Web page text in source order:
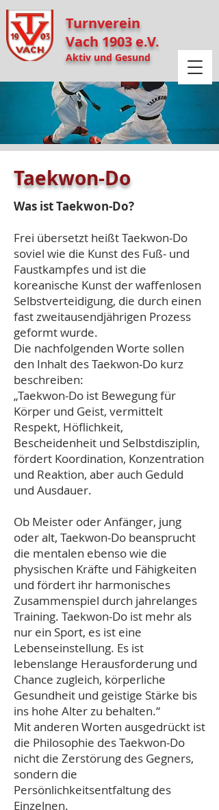
Turnverein
Vach 1903 e.V.
Aktiv und Gesund
Taekwon-Do
Was ist Taekwon-Do?
Frei übersetzt heißt Taekwon-Do
soviel wie die Kunst des Fuß- und
Faustkampfes und ist die
koreanische Kunst der waffenlosen
Selbstverteidigung, die durch einen
fast zweitausendjährigen Prozess
geformt wurde.
Die nachfolgenden Worte sollen
den Inhalt des Taekwon-Do kurz
beschreiben:
„Taekwon-Do ist Bewegung für
Körper und Geist, vermittelt
Respekt, Höflichkeit,
Bescheidenheit und Selbstdisziplin,
fördert Koordination, Konzentration
und Reaktion, aber auch Geduld
und Ausdauer.
Ob Meister oder Anfänger, jung
oder alt, Taekwon-Do beansprucht
die mentalen ebenso wie die
physischen Kräfte und Fähigkeiten
und fördert ihr harmonisches
Zusammenspiel durch jahrelanges
Training. Taekwon-Do ist mehr als
nur ein Sport, es ist eine
Lebenseinstellung. Es ist
lebenslange Herausforderung und
Chance zugleich, körperliche
Gesundheit und geistige Stärke bis
ins hohe Alter zu behalten.“
Mit anderen Worten ausgedrückt ist
die Philosophie des Taekwon-Do
nicht die Zerstörung des Gegners,
sondern die
Persönlichkeitsentfaltung des
Einzelnen.